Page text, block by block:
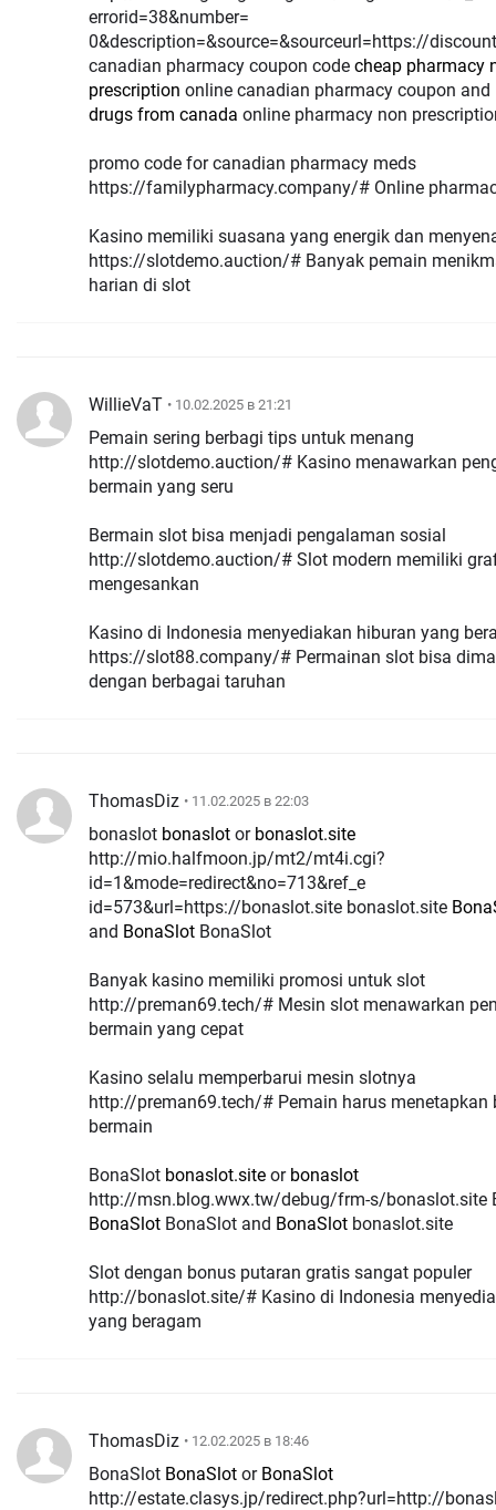
errorid=38&number=
0&description=&source=&sourceurl=https://
canadian pharmacy coupon code cheap pharmacy
prescription online canadian pharmacy coupon and
drugs from canada online pharmacy non
promo code for canadian pharmacy meds
https://familypharmacy.company/# Online
Kasino memiliki suasana yang energik dan
https://slotdemo.auction/# Banyak pemain
harian di slot
WillieVaT • 10.02.2025 в 21:21
Pemain sering berbagi tips untuk menang
http://slotdemo.auction/# Kasino menawarkan
bermain yang seru
Bermain slot bisa menjadi pengalaman sosial
http://slotdemo.auction/# Slot modern memiliki
mengesankan
Kasino di Indonesia menyediakan hiburan yang
https://slot88.company/# Permainan slot bisa
dengan berbagai taruhan
ThomasDiz • 11.02.2025 в 22:03
bonaslot bonaslot or bonaslot.site
http://mio.halfmoon.jp/mt2/mt4i.cgi?
id=1&mode=redirect&no=713&ref_e
id=573&url=https://bonaslot.site bonaslot.site
and BonaSlot BonaSlot
Banyak kasino memiliki promosi untuk slot
http://preman69.tech/# Mesin slot menawarkan
bermain yang cepat
Kasino selalu memperbarui mesin slotnya
http://preman69.tech/# Pemain harus menetapkan
bermain
BonaSlot bonaslot.site or bonaslot
http://msn.blog.wwx.tw/debug/frm-s/bonaslot.site
BonaSlot BonaSlot and BonaSlot bonaslot.site
Slot dengan bonus putaran gratis sangat populer
http://bonaslot.site/# Kasino di Indonesia
yang beragam
ThomasDiz • 12.02.2025 в 18:46
BonaSlot BonaSlot or BonaSlot
http://estate.clasys.jp/redirect.php?url=http://